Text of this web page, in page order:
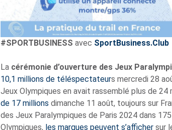
#SPORTBUSINESS avec SportBusiness.Club
La cérémonie d’ouverture des Jeux
10,1 millions de téléspectateurs mercredi 28
Jeux Olympiques en avait rassemblé plus de
de 17 millions dimanche 11 août, toujours sur
des Jeux Paralympiques de Paris 2024 dans
Olympiques, les marques peuvent s’afficher sur